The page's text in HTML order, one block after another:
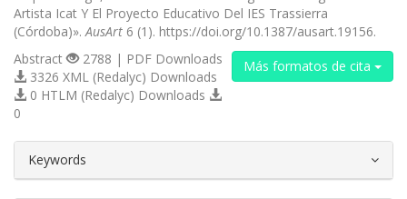
Artista Icat Y El Proyecto Educativo Del IES Trassierra
(Córdoba)». AusArt 6 (1). https://doi.org/10.1387/ausart.19156.
Más formatos de cita
Abstract
2788 | PDF Downloads
3326 XML (Redalyc) Downloads
0 HTLM (Redalyc) Downloads
0
Keywords